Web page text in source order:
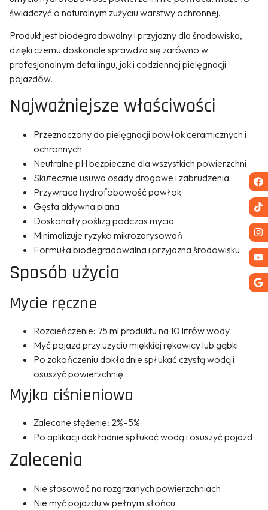
świadczyć o naturalnym zużyciu warstwy ochronnej.
Produkt jest biodegradowalny i przyjazny dla środowiska,
dzięki czemu doskonale sprawdza się zarówno w
profesjonalnym detailingu, jak i codziennej pielęgnacji
pojazdów.
Najważniejsze właściwości
Przeznaczony do pielęgnacji powłok ceramicznych i
ochronnych
Neutralne pH bezpieczne dla wszystkich powierzchni
Skutecznie usuwa osady drogowe i zabrudzenia
Przywraca hydrofobowość powłok
Gęsta aktywna piana
Doskonały poślizg podczas mycia
Minimalizuje ryzyko mikrozarysowań
Formuła biodegradowalna i przyjazna środowisku
Sposób użycia
Mycie ręczne
Rozcieńczenie: 75 ml produktu na 10 litrów wody
Myć pojazd przy użyciu miękkiej rękawicy lub gąbki
Po zakończeniu dokładnie spłukać czystą wodą i
osuszyć powierzchnię
Myjka ciśnieniowa
Zalecane stężenie: 2%–5%
Po aplikacji dokładnie spłukać wodą i osuszyć pojazd
Zalecenia
Nie stosować na rozgrzanych powierzchniach
Nie myć pojazdu w pełnym słońcu